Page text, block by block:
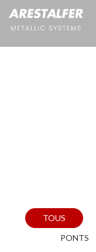
TOUS
PONTS